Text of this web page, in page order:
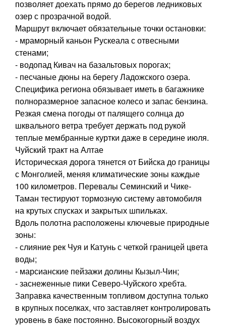
позволяет доехать прямо до берегов ледниковых
озер с прозрачной водой.
Маршрут включает обязательные точки остановки:
- мраморный каньон Рускеала с отвесными
стенами;
- водопад Кивач на базальтовых порогах;
- песчаные дюны на берегу Ладожского озера.
Специфика региона обязывает иметь в багажнике
полноразмерное запасное колесо и запас бензина.
Резкая смена погоды от палящего солнца до
шквального ветра требует держать под рукой
теплые мембранные куртки даже в середине июля.
Чуйский тракт на Алтае
Историческая дорога тянется от Бийска до границы
с Монголией, меняя климатические зоны каждые
100 километров. Перевалы Семинский и Чике-
Таман тестируют тормозную систему автомобиля
на крутых спусках и закрытых шпильках.
Вдоль полотна расположены ключевые природные
зоны:
- слияние рек Чуя и Катунь с четкой границей цвета
воды;
- марсианские пейзажи долины Кызыл-Чин;
- заснеженные пики Северо-Чуйского хребта.
Заправка качественным топливом доступна только
в крупных поселках, что заставляет контролировать
уровень в баке постоянно. Высокогорный воздух